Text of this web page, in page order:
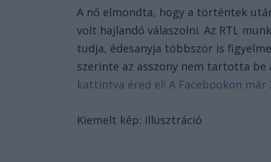
A nő elmondta, hogy a történtek
volt hajlandó válaszolni. Az RTL
tudja, édesanyja többször is
szerinte az asszony nem tartotta
kattintva éred el! A Facebookon
Kiemelt kép: illusztráció